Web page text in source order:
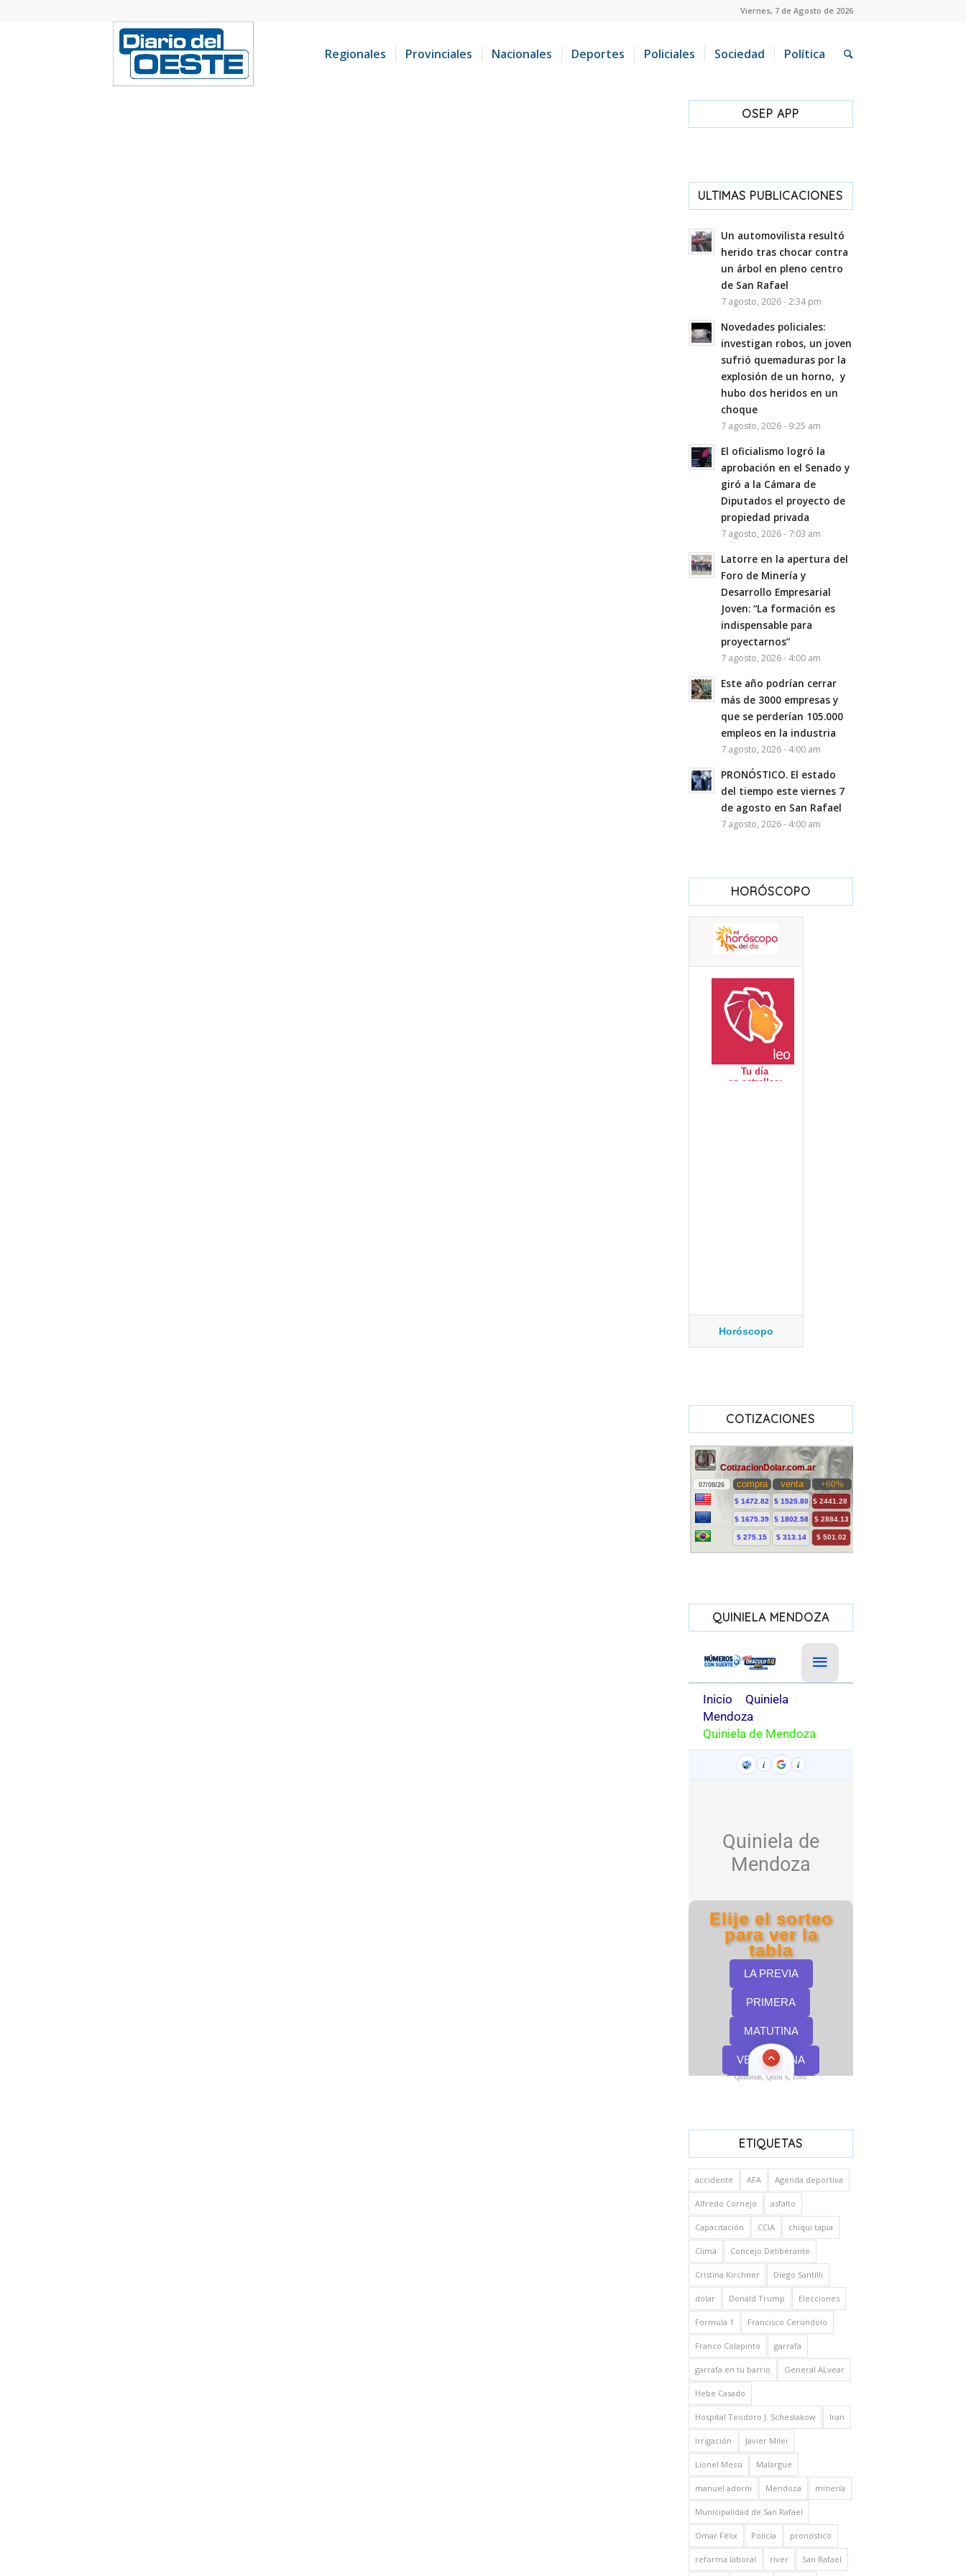
Viernes, 7 de Agosto de 2026
Regionales Provinciales Nacionales Deportes Policiales Sociedad Política
OSEP APP
ULTIMAS PUBLICACIONES
Un automovilista resultó
herido tras chocar contra
un árbol en pleno centro
de San Rafael
7 agosto, 2026 - 2:34 pm
Novedades policiales:
investigan robos, un joven
sufrió quemaduras por la
explosión de un horno, y
hubo dos heridos en un
choque
7 agosto, 2026 - 9:25 am
El oficialismo logró la
aprobación en el Senado y
giró a la Cámara de
Diputados el proyecto de
propiedad privada
7 agosto, 2026 - 7:03 am
Latorre en la apertura del
Foro de Minería y
Desarrollo Empresarial
Joven: “La formación es
indispensable para
proyectarnos”
7 agosto, 2026 - 4:00 am
Este año podrían cerrar
más de 3000 empresas y
que se perderían 105.000
empleos en la industria
7 agosto, 2026 - 4:00 am
PRONÓSTICO. El estado
del tiempo este viernes 7
de agosto en San Rafael
7 agosto, 2026 - 4:00 am
HORÓSCOPO
Horóscopo
COTIZACIONES
QUINIELA MENDOZA
Quinielas, Quini 6, Loto
ETIQUETAS
accidente AFA Agenda deportiva
Alfredo Cornejo asfalto
Capacitación CCIA chiqui tapia
Clima Concejo Deliberante
Cristina Kirchner Diego Santilli
dolar Donald Trump Elecciones
Formula 1 Francisco Cerúndolo
Franco Colapinto garrafa
garrafa en tu barrio General ALvear
Hebe Casado
Hospital Teodoro J. Schestakow Iran
Irrigación Javier Milei
Lionel Messi Malargüe
manuel adorni Mendoza minería
Municipalidad de San Rafael
Omar Félix Policía pronóstico
reforma laboral river San Rafael